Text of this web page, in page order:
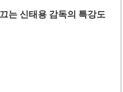
는 신태용 감독의 특강도